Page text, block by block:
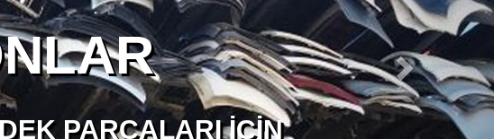
PARÇALARI İÇIN